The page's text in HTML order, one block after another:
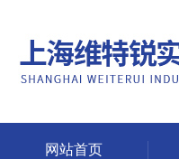
网站首页